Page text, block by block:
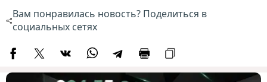
Вам понравилась новость? Поделиться в
социальных сетях